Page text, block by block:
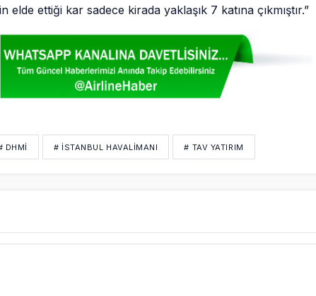
ettiği kar sadece kirada yaklaşık 7 katına çıkmıştır.”
DHMİ # İSTANBUL HAVALİMANI # TAV YATIRIM